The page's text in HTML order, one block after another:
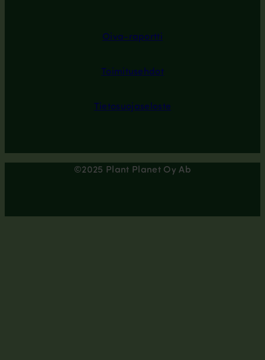
Tietosuojaseloste
Toimitusehdot
Oiva-raportti
©2025 Plant Planet Oy Ab